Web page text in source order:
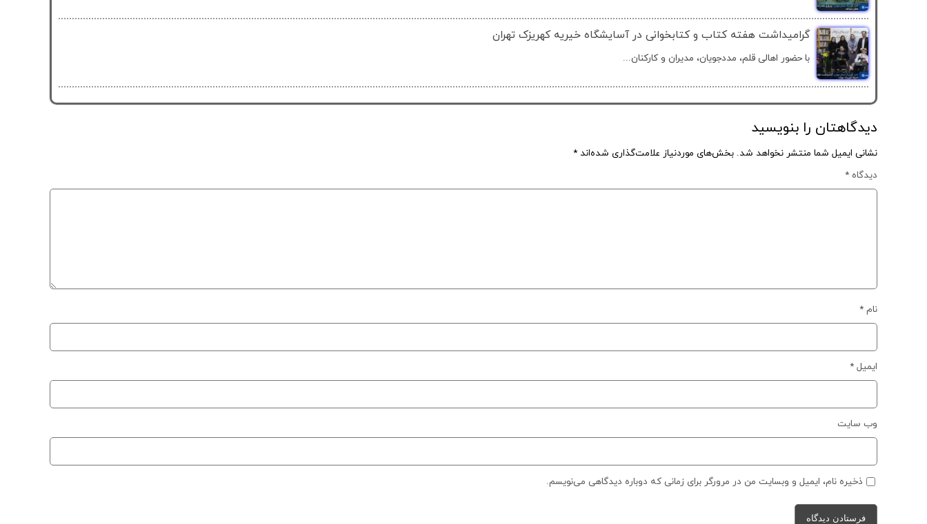
گرامیداشت هفته کتاب و کتابخوانی در آسایشگاه خیریه کهریزک تهران
با حضور اهالی قلم، مددجویان، مدیران و کارکنان...
دیدگاهتان را بنویسید
نشانی ایمیل شما منتشر نخواهد شد. بخش‌های موردنیاز علامت‌گذاری شده‌اند *
دیدگاه *
نام *
ایمیل *
وب‌ سایت
ذخیره نام، ایمیل و وبسایت من در مرورگر برای زمانی که دوباره دیدگاهی می‌نویسم.